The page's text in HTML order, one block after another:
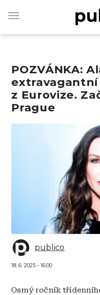
main
POZVÁNKA:
extravagantní
z Eurovize.
Prague
Obrázek
publico
18. 6. 2025 - 16:00
Osmý ročník
Vyhledávejte na